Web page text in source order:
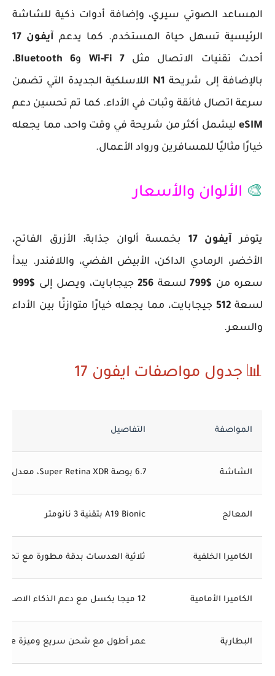
المساعد الصوتي سيري، وإضافة أدوات ذكية للشاشة
الرئيسية تسهل حياة المستخدم. كما يدعم آيفون 17
أحدث تقنيات الاتصال مثل Wi-Fi 7 وBluetooth 6،
بالإضافة إلى شريحة N1 اللاسلكية الجديدة التي تضمن
سرعة اتصال فائقة وثبات في الأداء. كما تم تحسين دعم
eSIM ليشمل أكثر من شريحة في وقت واحد، مما يجعله
خيارًا مثاليًا للمسافرين ورواد الأعمال.
🎨 الألوان والأسعار
يتوفر آيفون 17
بخمسة ألوان جذابة: الأزرق الفاتح،
الأخضر، الرمادي الداكن، الأبيض الفضي، واللافندر. يبدأ
سعره من $799 لسعة 256 جيجابايت، ويصل إلى $999
لسعة 512 جيجابايت، مما يجعله خيارًا متوازنًا بين الأداء
والسعر.
📊 جدول مواصفات ايفون 17
المواصفة التفاصيل
الشاشة 6.7 بوصة Super Retina XDR، معدل تحديث 120Hz
المعالج A19 Bionic بتقنية 3 نانومتر
الكاميرا الخلفية ثلاثية العدسات بدقة مطورة مع
الكاميرا الأمامية 12 ميجا بكسل مع دعم الذكاء الاصطناعي
البطارية عمر أطول مع شحن سريع وميزة MagSafe